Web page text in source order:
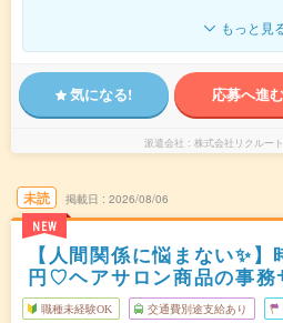
もっと見
気になる! 応募へ進む
派遣会社 株式会社リクルー
未読
NEW
掲載日 2026/08/06
【人間関係に悩まない✨
円♡ヘアサロン商品の事務
職種未経験OK 交通費別途支給あり